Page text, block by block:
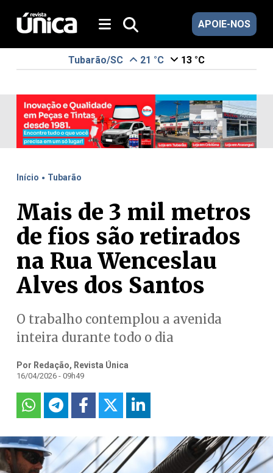
APOIE-NOS
Tubarão/SC 21 °C 13 °C
Início . Tubarão
Mais de 3 mil metros
de fios são retirados
na Rua Wenceslau
Alves dos Santos
O trabalho contemplou a avenida
inteira durante todo o dia
Por Redação, Revista Única
16/04/2026 - 09h49